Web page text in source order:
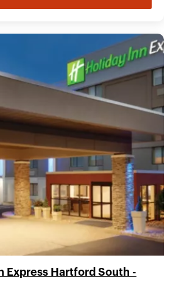
Express Hartford South -